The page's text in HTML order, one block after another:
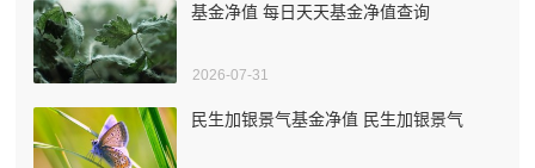
基金净值 每日天天基金净值查询
2026-07-31
民生加银景气基金净值 民生加银景气